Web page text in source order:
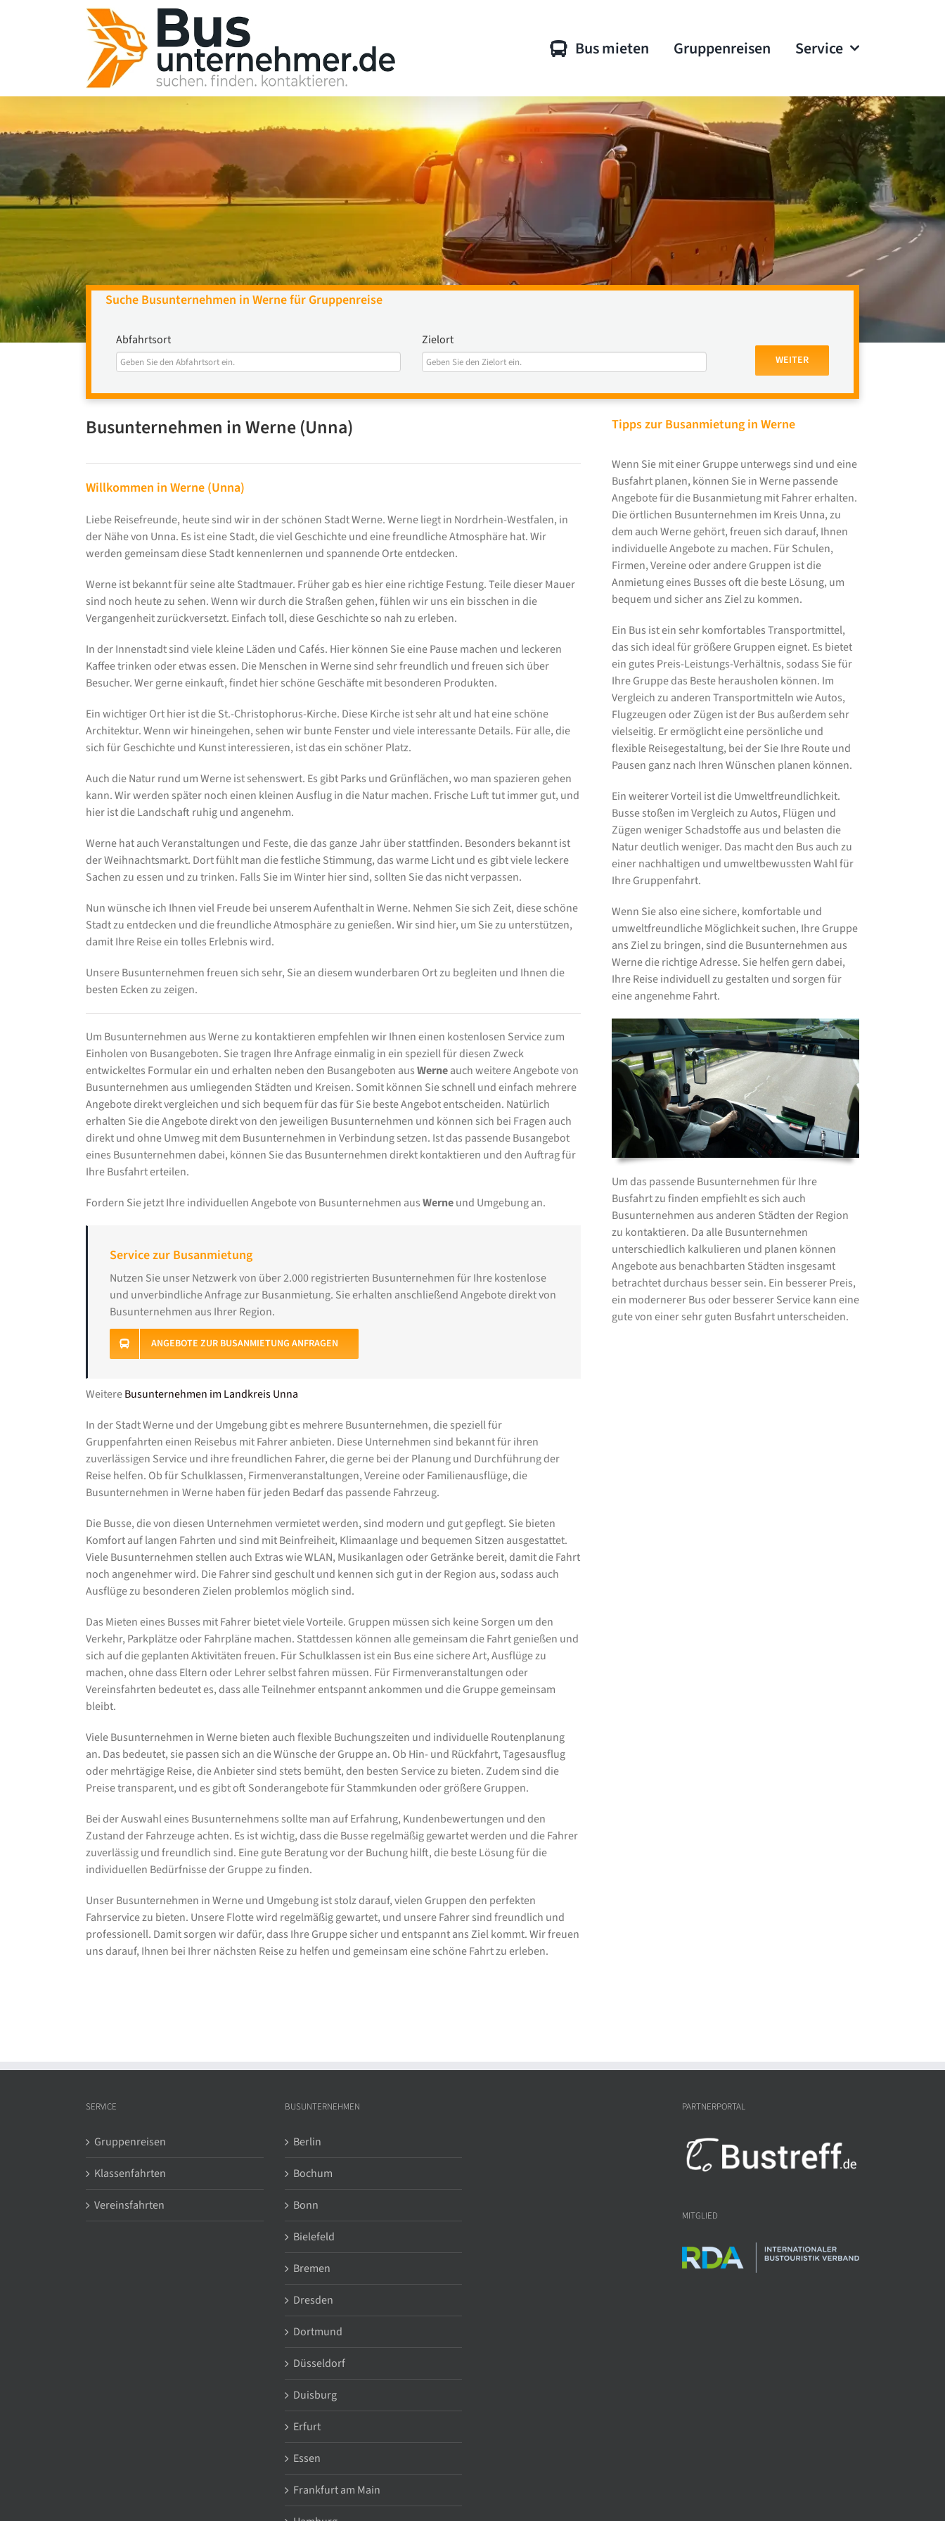
Bus mieten Gruppenreisen Service
Suche Busunternehmen in Werne für Gruppenreise
Abfahrtsort Zielort
WEITER
Busunternehmen in Werne (Unna)
Willkommen in Werne (Unna)
Liebe Reisefreunde, heute sind wir in der schönen Stadt Werne. Werne liegt in Nordrhein-Westfalen, in
der Nähe von Unna. Es ist eine Stadt, die viel Geschichte und eine freundliche Atmosphäre hat. Wir
werden gemeinsam diese Stadt kennenlernen und spannende Orte entdecken.
Werne ist bekannt für seine alte Stadtmauer. Früher gab es hier eine richtige Festung. Teile dieser Mauer
sind noch heute zu sehen. Wenn wir durch die Straßen gehen, fühlen wir uns ein bisschen in die
Vergangenheit zurückversetzt. Einfach toll, diese Geschichte so nah zu erleben.
In der Innenstadt sind viele kleine Läden und Cafés. Hier können Sie eine Pause machen und leckeren
Kaffee trinken oder etwas essen. Die Menschen in Werne sind sehr freundlich und freuen sich über
Besucher. Wer gerne einkauft, findet hier schöne Geschäfte mit besonderen Produkten.
Ein wichtiger Ort hier ist die St.-Christophorus-Kirche. Diese Kirche ist sehr alt und hat eine schöne
Architektur. Wenn wir hineingehen, sehen wir bunte Fenster und viele interessante Details. Für alle, die
sich für Geschichte und Kunst interessieren, ist das ein schöner Platz.
Auch die Natur rund um Werne ist sehenswert. Es gibt Parks und Grünflächen, wo man spazieren gehen
kann. Wir werden später noch einen kleinen Ausflug in die Natur machen. Frische Luft tut immer gut, und
hier ist die Landschaft ruhig und angenehm.
Werne hat auch Veranstaltungen und Feste, die das ganze Jahr über stattfinden. Besonders bekannt ist
der Weihnachtsmarkt. Dort fühlt man die festliche Stimmung, das warme Licht und es gibt viele leckere
Sachen zu essen und zu trinken. Falls Sie im Winter hier sind, sollten Sie das nicht verpassen.
Nun wünsche ich Ihnen viel Freude bei unserem Aufenthalt in Werne. Nehmen Sie sich Zeit, diese schöne
Stadt zu entdecken und die freundliche Atmosphäre zu genießen. Wir sind hier, um Sie zu unterstützen,
damit Ihre Reise ein tolles Erlebnis wird.
Unsere Busunternehmen freuen sich sehr, Sie an diesem wunderbaren Ort zu begleiten und Ihnen die
besten Ecken zu zeigen.
Um Busunternehmen aus Werne zu kontaktieren empfehlen wir Ihnen einen kostenlosen Service zum
Einholen von Busangeboten. Sie tragen Ihre Anfrage einmalig in ein speziell für diesen Zweck
entwickeltes Formular ein und erhalten neben den Busangeboten ausWerneauch weitere Angebote von
Busunternehmen aus umliegenden Städten und Kreisen. Somit können Sie schnell und einfach mehrere
Angebote direkt vergleichen und sich bequem für das für Sie beste Angebot entscheiden. Natürlich
erhalten Sie die Angebote direkt von den jeweiligen Busunternehmen und können sich bei Fragen auch
direkt und ohne Umweg mit dem Busunternehmen in Verbindung setzen. Ist das passende Busangebot
eines Busunternehmen dabei, können Sie das Busunternehmen direkt kontaktieren und den Auftrag für
Ihre Busfahrt erteilen.
Fordern Sie jetzt Ihre individuellen Angebote von Busunternehmen ausWerneund Umgebung an.
Service zur Busanmietung
Nutzen Sie unser Netzwerk von über 2.000 registrierten Busunternehmen für Ihre kostenlose
und unverbindliche Anfrage zur Busanmietung. Sie erhalten anschließend Angebote direkt von
Busunternehmen aus Ihrer Region.
ANGEBOTE ZUR BUSANMIETUNG ANFRAGEN
WeitereBusunternehmen im Landkreis Unna
In der Stadt Werne und der Umgebung gibt es mehrere Busunternehmen, die speziell für
Gruppenfahrten einen Reisebus mit Fahrer anbieten. Diese Unternehmen sind bekannt für ihren
zuverlässigen Service und ihre freundlichen Fahrer, die gerne bei der Planung und Durchführung der
Reise helfen. Ob für Schulklassen, Firmenveranstaltungen, Vereine oder Familienausflüge, die
Busunternehmen in Werne haben für jeden Bedarf das passende Fahrzeug.
Die Busse, die von diesen Unternehmen vermietet werden, sind modern und gut gepflegt. Sie bieten
Komfort auf langen Fahrten und sind mit Beinfreiheit, Klimaanlage und bequemen Sitzen ausgestattet.
Viele Busunternehmen stellen auch Extras wie WLAN, Musikanlagen oder Getränke bereit, damit die Fahrt
noch angenehmer wird. Die Fahrer sind geschult und kennen sich gut in der Region aus, sodass auch
Ausflüge zu besonderen Zielen problemlos möglich sind.
Das Mieten eines Busses mit Fahrer bietet viele Vorteile. Gruppen müssen sich keine Sorgen um den
Verkehr, Parkplätze oder Fahrpläne machen. Stattdessen können alle gemeinsam die Fahrt genießen und
sich auf die geplanten Aktivitäten freuen. Für Schulklassen ist ein Bus eine sichere Art, Ausflüge zu
machen, ohne dass Eltern oder Lehrer selbst fahren müssen. Für Firmenveranstaltungen oder
Vereinsfahrten bedeutet es, dass alle Teilnehmer entspannt ankommen und die Gruppe gemeinsam
bleibt.
Viele Busunternehmen in Werne bieten auch flexible Buchungszeiten und individuelle Routenplanung
an. Das bedeutet, sie passen sich an die Wünsche der Gruppe an. Ob Hin- und Rückfahrt, Tagesausflug
oder mehrtägige Reise, die Anbieter sind stets bemüht, den besten Service zu bieten. Zudem sind die
Preise transparent, und es gibt oft Sonderangebote für Stammkunden oder größere Gruppen.
Bei der Auswahl eines Busunternehmens sollte man auf Erfahrung, Kundenbewertungen und den
Zustand der Fahrzeuge achten. Es ist wichtig, dass die Busse regelmäßig gewartet werden und die Fahrer
zuverlässig und freundlich sind. Eine gute Beratung vor der Buchung hilft, die beste Lösung für die
individuellen Bedürfnisse der Gruppe zu finden.
Unser Busunternehmen in Werne und Umgebung ist stolz darauf, vielen Gruppen den perfekten
Fahrservice zu bieten. Unsere Flotte wird regelmäßig gewartet, und unsere Fahrer sind freundlich und
professionell. Damit sorgen wir dafür, dass Ihre Gruppe sicher und entspannt ans Ziel kommt. Wir freuen
uns darauf, Ihnen bei Ihrer nächsten Reise zu helfen und gemeinsam eine schöne Fahrt zu erleben.
Tipps zur Busanmietung in Werne
Wenn Sie mit einer Gruppe unterwegs sind und eine
Busfahrt planen, können Sie in Werne passende
Angebote für die Busanmietung mit Fahrer erhalten.
Die örtlichen Busunternehmen im Kreis Unna, zu
dem auch Werne gehört, freuen sich darauf, Ihnen
individuelle Angebote zu machen. Für Schulen,
Firmen, Vereine oder andere Gruppen ist die
Anmietung eines Busses oft die beste Lösung, um
bequem und sicher ans Ziel zu kommen.
Ein Bus ist ein sehr komfortables Transportmittel,
das sich ideal für größere Gruppen eignet. Es bietet
ein gutes Preis-Leistungs-Verhältnis, sodass Sie für
Ihre Gruppe das Beste herausholen können. Im
Vergleich zu anderen Transportmitteln wie Autos,
Flugzeugen oder Zügen ist der Bus außerdem sehr
vielseitig. Er ermöglicht eine persönliche und
flexible Reisegestaltung, bei der Sie Ihre Route und
Pausen ganz nach Ihren Wünschen planen können.
Ein weiterer Vorteil ist die Umweltfreundlichkeit.
Busse stoßen im Vergleich zu Autos, Flügen und
Zügen weniger Schadstoffe aus und belasten die
Natur deutlich weniger. Das macht den Bus auch zu
einer nachhaltigen und umweltbewussten Wahl für
Ihre Gruppenfahrt.
Wenn Sie also eine sichere, komfortable und
umweltfreundliche Möglichkeit suchen, Ihre Gruppe
ans Ziel zu bringen, sind die Busunternehmen aus
Werne die richtige Adresse. Sie helfen gern dabei,
Ihre Reise individuell zu gestalten und sorgen für
eine angenehme Fahrt.
Um das passende Busunternehmen für Ihre
Busfahrt zu finden empfiehlt es sich auch
Busunternehmen aus anderen Städten der Region
zu kontaktieren. Da alle Busunternehmen
unterschiedlich kalkulieren und planen können
Angebote aus benachbarten Städten insgesamt
betrachtet durchaus besser sein. Ein besserer Preis,
ein modernerer Bus oder besserer Service kann eine
gute von einer sehr guten Busfahrt unterscheiden.
SERVICE
Gruppenreisen
Klassenfahrten
Vereinsfahrten
BUSUNTERNEHMEN
Berlin
Bochum
Bonn
Bielefeld
Bremen
Dresden
Dortmund
Düsseldorf
Duisburg
Erfurt
Essen
Frankfurt am Main
PARTNERPORTAL
MITGLIED